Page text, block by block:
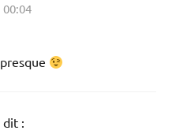
00:04
dit :